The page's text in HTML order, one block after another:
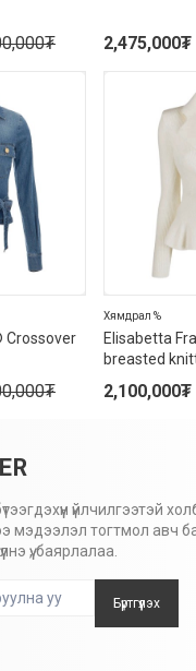
₮ 2,475,000₮
Crossover
₮
Elisabetta
breasted
Хямдрал %
2,100,000₮
үйлчилгээтэй
мэдээлэл тогтмол авч
үү, баярлалаа.
Бүртгүүлэх